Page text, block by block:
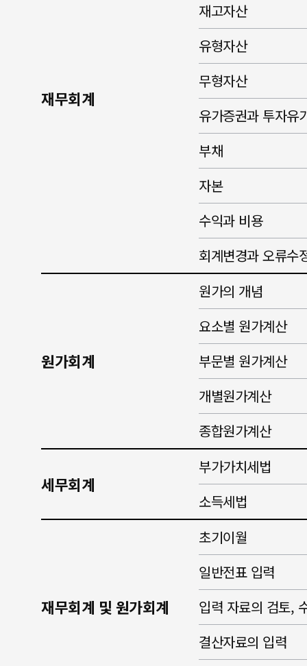
재무회계
재고자산
유형자산
무형자산
유가증권과 투자유
부채
자본
수익과 비용
회계변경과 오류수
원가회계
원가의 개념
요소별 원가계산
부문별 원가계산
개별원가계산
종합원가계산
세무회계
부가가치세법
소득세법
재무회계 및 원가회계
초기이월
일반전표 입력
입력 자료의 검토,
결산자료의 입력